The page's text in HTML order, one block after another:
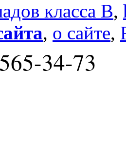
класса B,
, о сайте,
34-73